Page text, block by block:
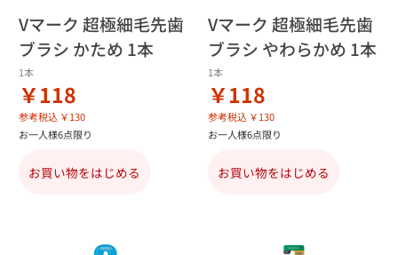
Vマーク 超極細毛先歯
ブラシ かため 1本
1本
￥118
参考税込 ￥130
お一人様6点限り
お買い物をはじめる
Vマーク 超極細毛先歯
ブラシ やわらかめ 1本
1本
￥118
参考税込 ￥130
お一人様6点限り
お買い物をはじめる